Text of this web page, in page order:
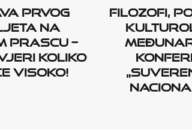
prvog
na
prascu –
koliko
visoko!
Filozofi,